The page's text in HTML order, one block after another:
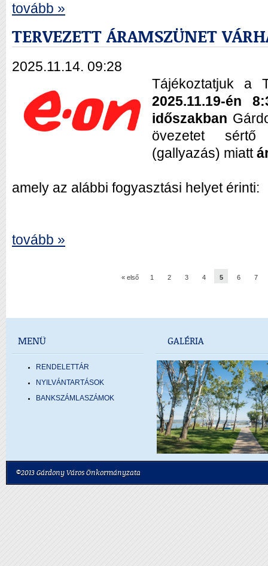
tovább »
TERVEZETT ÁRAMSZÜNET
2025.11.14. 09:28
Tájékoztatjuk a
2025.11.19-én
időszakban
övezetet sértő
(gallyazás) miatt
amely az alábbi fogyasztási helyet érinti:
tovább »
« első 1 2 3 4 5 6 7
MENÜ
RENDELETTÁR
NYILVÁNTARTÁSOK
BANKSZÁMLASZÁMOK
GALÉRIA
©2013 Gárdony Város Önkormányzata